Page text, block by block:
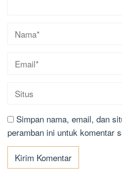
Simpan nama, email, dan
peramban ini untuk komentar